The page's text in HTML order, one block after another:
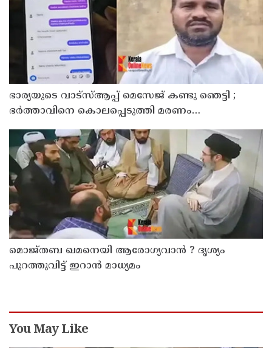
ഭാര്യയുടെ വാട്സ്ആപ്പ് മെസേജ് കണ്ടു ഞെട്ടി ;
ഭര്‍ത്താവിനെ കൊലപ്പെടുത്തി മരണം
പദ്ധതിയിട്ട യുവതിയും സുഹൃത്തും ഒളിവില്‍
മൊജ്തബ ഖമനെയി ആരോഗ്യവാന്‍ ? ദൃശ്യം
പുറത്തുവിട്ട് ഇറാന്‍ മാധ്യമം
You May Like